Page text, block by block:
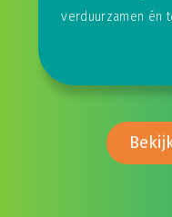
verduurzamen én